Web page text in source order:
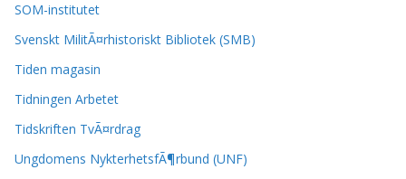
SOM-institutet
Svenskt MilitÃ¤rhistoriskt Bibliotek (SMB)
Tiden magasin
Tidningen Arbetet
Tidskriften TvÃ¤rdrag
Ungdomens NykterhetsfÃ¶rbund (UNF)